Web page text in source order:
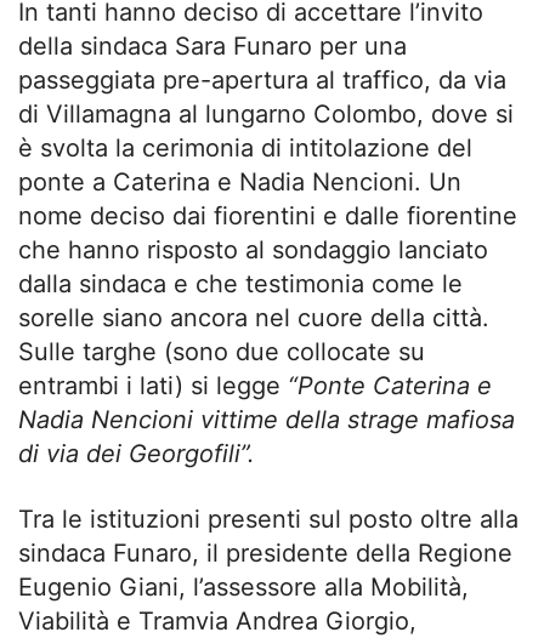
In tanti hanno deciso di accettare l’invito
della sindaca Sara Funaro per una
passeggiata pre-apertura al traffico, da via
di Villamagna al lungarno Colombo, dove si
è svolta la cerimonia di intitolazione del
ponte a Caterina e Nadia Nencioni. Un
nome deciso dai fiorentini e dalle fiorentine
che hanno risposto al sondaggio lanciato
dalla sindaca e che testimonia come le
sorelle siano ancora nel cuore della città.
Sulle targhe (sono due collocate su
entrambi i lati) si legge “Ponte Caterina e
Nadia Nencioni vittime della strage mafiosa
di via dei Georgofili”.
Tra le istituzioni presenti sul posto oltre alla
sindaca Funaro, il presidente della Regione
Eugenio Giani, l’assessore alla Mobilità,
Viabilità e Tramvia Andrea Giorgio,